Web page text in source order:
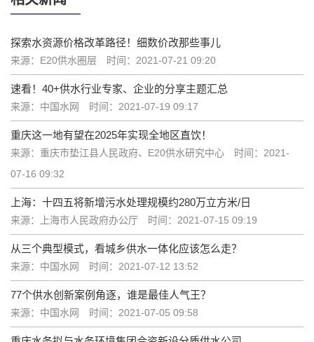
探索水资源价格改革路径！细数价改那些事儿
来源：E20供水圈层 时间：2021-07-21 09:20
速看！40+供水行业专家、企业的分享主题汇总
来源：中国水网 时间：2021-07-19 09:17
重庆这一地有望在2025年实现全地区直饮！
来源：重庆市垫江县人民政府、E20供水研究中心
时间：2021-
07-16 09:32
上海：十四五将新增污水处理规模约280万立方米/日
来源：上海市人民政府办公厅 时间：2021-07-15 09:19
从三个典型模式，看城乡供水一体化应该怎么走？
来源：中国水网 时间：2021-07-12 13:52
77个供水创新案例角逐，谁是最佳人气王？
来源：中国水网 时间：2021-07-05 09:58